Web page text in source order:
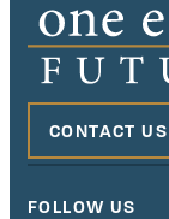
CONTACT US
FOLLOW US